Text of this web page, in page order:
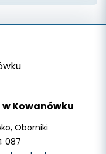
w Kowanówku
Oborniki
087